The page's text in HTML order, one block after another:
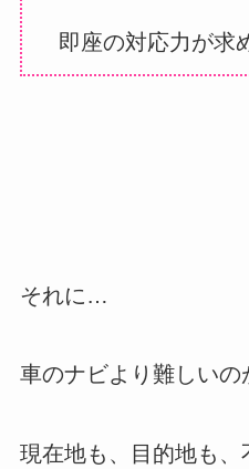
即座の対応力が求
それに…
車のナビより難しい
現在地も、目的地も、